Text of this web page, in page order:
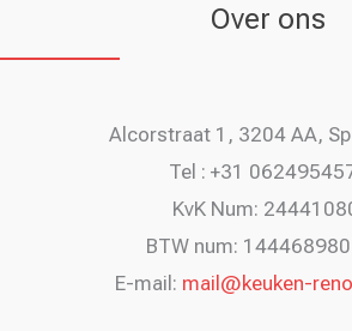
Over ons
Alcorstraat 1, 3204 AA,
Tel : +31
KvK Num:
BTW num:
E-mail: mail@keuken-